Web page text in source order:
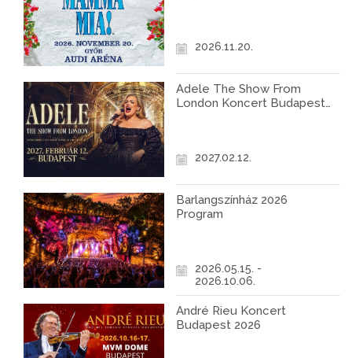
2026.11.20.
Adele The Show From
London Koncert Budapest
2027.02.12.
Barlangszínház 2026
Program
2026.05.15. -
2026.10.06.
André Rieu Koncert
Budapest 2026